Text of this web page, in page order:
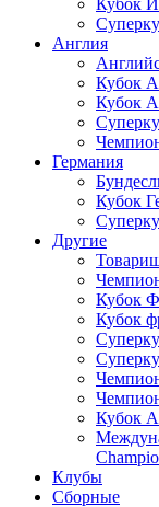
Кубок
Англия
Кубок
Кубок
Германия
Кубок
Другие
Кубок
Кубок
Кубок
Клубы
Сборные